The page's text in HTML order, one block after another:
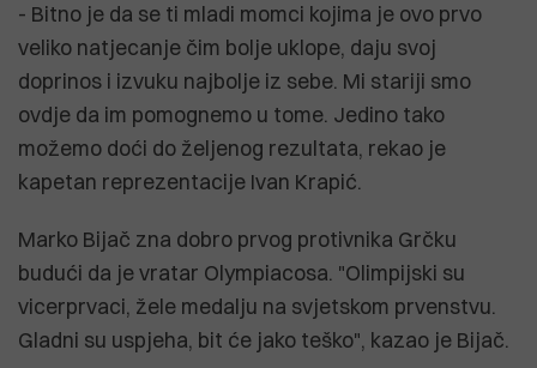
- Bitno je da se ti mladi momci kojima je ovo prvo
veliko natjecanje čim bolje uklope, daju svoj
doprinos i izvuku najbolje iz sebe. Mi stariji smo
ovdje da im pomognemo u tome. Jedino tako
možemo doći do željenog rezultata, rekao je
kapetan reprezentacije Ivan Krapić.
Marko Bijač zna dobro prvog protivnika Grčku
budući da je vratar Olympiacosa. "Olimpijski su
vicerprvaci, žele medalju na svjetskom prvenstvu.
Gladni su uspjeha, bit će jako teško", kazao je Bijač.